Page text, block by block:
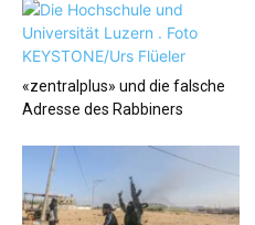
«zentralplus» und die falsche
Adresse des Rabbiners